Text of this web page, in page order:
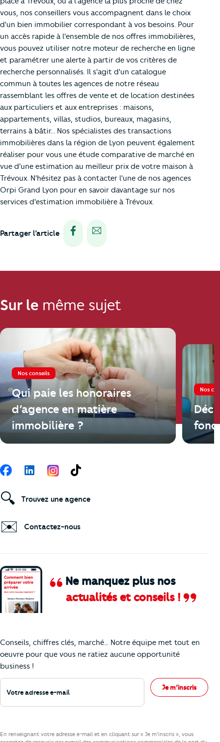
vous, nos conseillers vous accompagnent dans le choix
d'un bien immobilier correspondant à vos besoins. Pour
un accès rapide à l'ensemble de nos offres immobilières,
vous pouvez utiliser notre moteur de recherche en ligne
et paramétrer une alerte à partir de vos critères de
recherche personnalisés. Il s'agit d'un catalogue
commun à toutes les agences de notre réseau
rassemblant les offres de vente et de location destinées
aux particuliers et aux entreprises : maisons,
appartements, villas, studios, bureaux, magasins,
terrains à bâtir... Nos spécialistes des transactions
immobilières dans la région de Lyon peuvent également
réaliser pour vous une étude comparative de marché en
vue d'une estimation au meilleur prix de votre maison à
Trévoux. N'hésitez pas à contacter l'une de nos agences
Orpi Grand Lyon pour en savoir davantage sur nos
services d'estimation immobilière à Trévoux.
Partager l’article
Partager via facebook
Partager via e-mail
Sur le même sujet
Nos conseils
Qui paie les honoraires
d’agence en matière
immobilière ?
Nos
Ne manquez plus nos
actualités et conseils !
Conseils, chiffres clés, marché… Notre équipe met tout en
oeuvre pour que vous ne ratiez aucune opportunité
business !
Votre adresse e-mail
Je m’inscris
Suivez-nous
FacebookLinkedIn TikTok
🔍 Trouvez une agence
✉️ Contactez-nous
En renseignant votre adresse e-mail et en cliquant sur « Je m’inscris », vous